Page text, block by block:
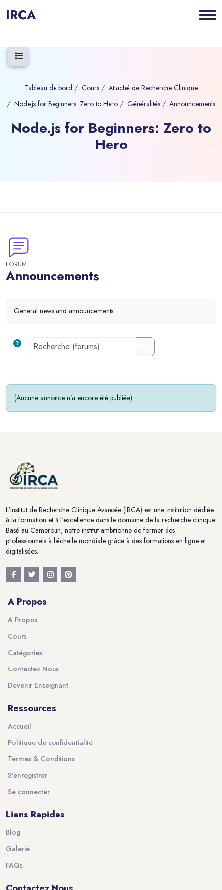
IRCA
Ouvrir l’index du cours
Tableau de bord Cours
Attaché de Recherche Clinique
Node.js for Beginners: Zero to Hero
Généralités Announcements
Node.js for Beginners: Zero to
Hero
FORUM
Announcements
Blocs
General news and announcements
Recherche (forums)
Recherche (forums)
(Aucune annonce n’a encore été publiée)
L'Institut de Recherche Clinique Avancée (IRCA) est une institution dédiée
à la formation et à l'excellence dans le domaine de la recherche clinique.
Basé au Cameroun, notre institut ambitionne de former des
professionnels à l’échelle mondiale grâce à des formations en ligne et
digitalisées.
A Propos
A Propos
Cours
Catégories
Contactez Nous
Devenir Enseignant
Ressources
Accueil
Politique de confidentialité
Termes & Conditions
S'enregistrer
Se connecter
Liens Rapides
Blog
Galerie
FAQs